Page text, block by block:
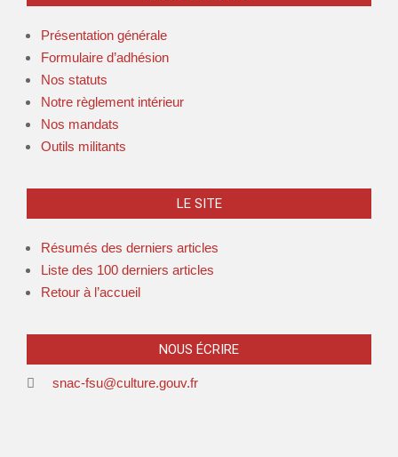
Présentation générale
Formulaire d’adhésion
Nos statuts
Notre règlement intérieur
Nos mandats
Outils militants
LE SITE
Résumés des derniers articles
Liste des 100 derniers articles
Retour à l’accueil
NOUS ÉCRIRE
snac-fsu@culture.gouv.fr